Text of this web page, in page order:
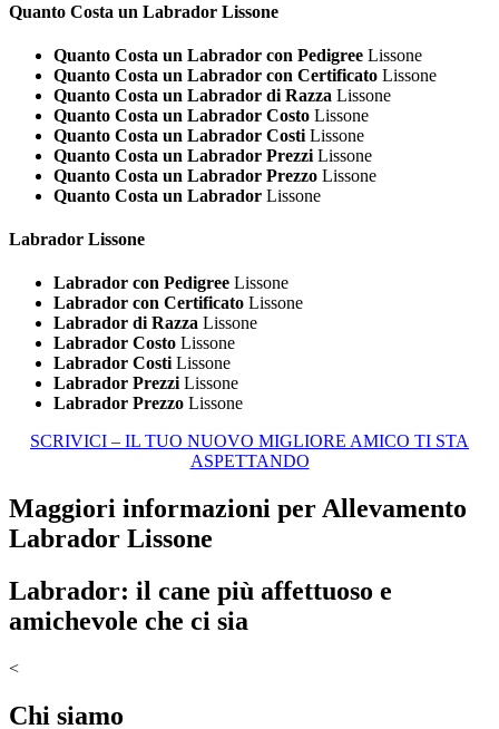
Quanto Costa un Labrador Lissone
Quanto Costa un Labrador con Pedigree Lissone
Quanto Costa un Labrador con Certificato Lissone
Quanto Costa un Labrador di Razza Lissone
Quanto Costa un Labrador Costo Lissone
Quanto Costa un Labrador Costi Lissone
Quanto Costa un Labrador Prezzi Lissone
Quanto Costa un Labrador Prezzo Lissone
Quanto Costa un Labrador Lissone
Labrador Lissone
Labrador con Pedigree Lissone
Labrador con Certificato Lissone
Labrador di Razza Lissone
Labrador Costo Lissone
Labrador Costi Lissone
Labrador Prezzi Lissone
Labrador Prezzo Lissone
SCRIVICI – IL TUO NUOVO MIGLIORE AMICO TI STA
ASPETTANDO
Maggiori informazioni per Allevamento
Labrador Lissone
Labrador: il cane più affettuoso e
amichevole che ci sia
<
Chi siamo